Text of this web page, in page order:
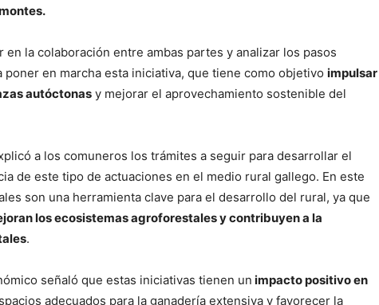
en la colaboración entre ambas partes y analizar los pasos
en marcha esta iniciativa, que tiene como objetivo impulsar
autóctonas y mejorar el aprovechamiento sostenible del
a los comuneros los trámites a seguir para desarrollar el
de este tipo de actuaciones en el medio rural gallego. En este
son una herramienta clave para el desarrollo del rural, ya que
los ecosistemas agroforestales y contribuyen a la
.
señaló que estas iniciativas tienen un impacto positivo en
adecuados para la ganadería extensiva y favorecer la